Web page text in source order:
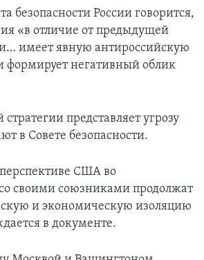
безопасности России говорится,
«в отличие от предыдущей
имеет явную антироссийскую
формирует негативный облик
представляет угрозу
в Совете безопасности.
США во
своими союзниками продолжат
и экономическую изоляцию
в документе.